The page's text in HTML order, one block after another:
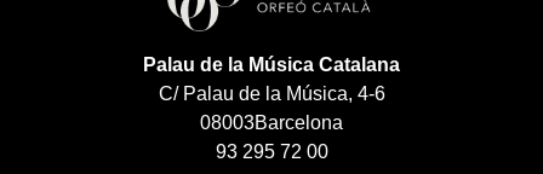
Palau de la Música Catalana
C/ Palau de la Música, 4-6
08003Barcelona
93 295 72 00